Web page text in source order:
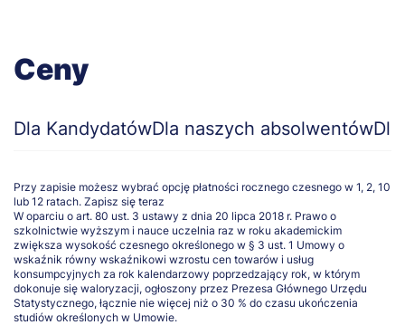
Ceny
Dla KandydatówDla naszych absolwentów
Przy zapisie możesz wybrać opcję płatności rocznego czesnego w 1, 2, 10
lub 12 ratach. Zapisz się teraz
W oparciu o art. 80 ust. 3 ustawy z dnia 20 lipca 2018 r. Prawo o
szkolnictwie wyższym i nauce uczelnia raz w roku akademickim
zwiększa wysokość czesnego określonego w § 3 ust. 1 Umowy o
wskaźnik równy wskaźnikowi wzrostu cen towarów i usług
konsumpcyjnych za rok kalendarzowy poprzedzający rok, w którym
dokonuje się waloryzacji, ogłoszony przez Prezesa Głównego Urzędu
Statystycznego, łącznie nie więcej niż o 30 % do czasu ukończenia
studiów określonych w Umowie.